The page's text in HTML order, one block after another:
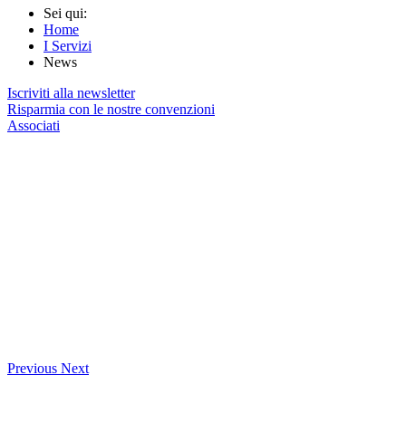
Sei qui:
Home
I Servizi
News
Iscriviti alla newsletter
Risparmia con le nostre convenzioni
Associati
Previous Next